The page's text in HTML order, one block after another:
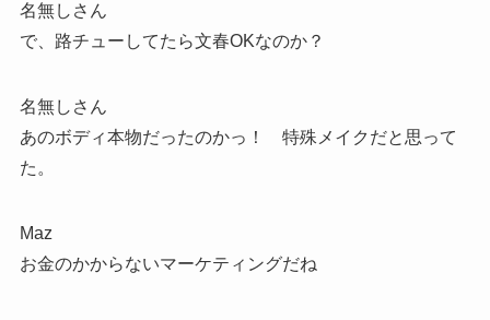
名無しさん
で、路チューしてたら文春OKなのか？
名無しさん
あのボディ本物だったのかっ！ 特殊メイクだと思って
た。
Maz
お金のかからないマーケティングだね